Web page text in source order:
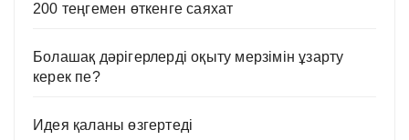
200 теңгемен өткенге саяхат
Болашақ дәрігерлерді оқыту мерзімін ұзарту
керек пе?
Идея қаланы өзгертеді